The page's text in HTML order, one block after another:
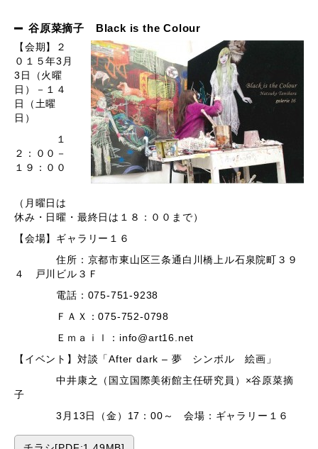
谷原菜摘子 Black is the Colour
【会期】２
０１５年3月
3日（火曜
日）－１４
日（土曜
日）
１
２：００－
１９：００
（月曜日は
休み・日曜・最終日は１８：００まで）
【会場】ギャラリー１６
住所：京都市東山区三条通白川橋上ル石泉院町３９
４ 戸川ビル３Ｆ
電話：075-751-9238
ＦＡＸ：075-752-0798
Ｅｍａｉｌ：info@art16.net
【イベント】対談「After dark – 夢 シンボル 絵画」
中井康之（国立国際美術館主任研究員）×谷原菜摘
子
3月13日（金）17：00～ 会場：ギャラリー１６